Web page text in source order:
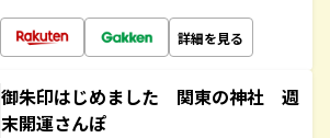
詳細を見る
御朱印はじめました 関東の神社 週
末開運さんぽ